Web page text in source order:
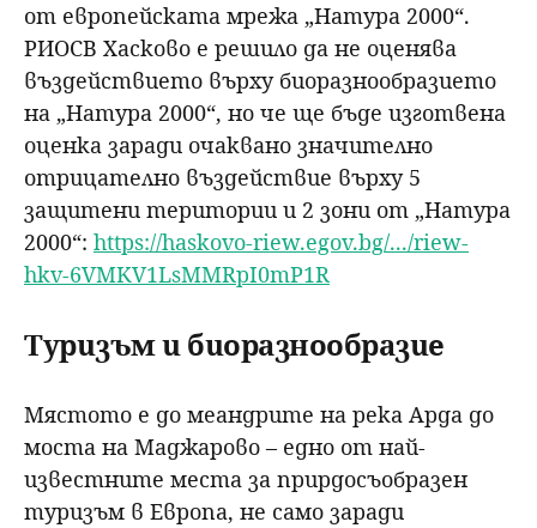
от европейската мрежа „Натура 2000“.
РИОСВ Хасково е решило да не оценява
въздействието върху биоразнообразието
на „Натура 2000“, но че ще бъде изготвена
оценка заради очаквано значително
отрицателно въздействие върху 5
защитени територии и 2 зони от „Натура
2000“: https://haskovo-riew.egov.bg/.../riew-
hkv-6VMKV1LsMMRpI0mP1R
Туризъм и биоразнообразие
Мястото е до меандрите на река Арда до
моста на Маджарово – едно от най-
известните места за прирдосъобразен
туризъм в Европа, не само заради